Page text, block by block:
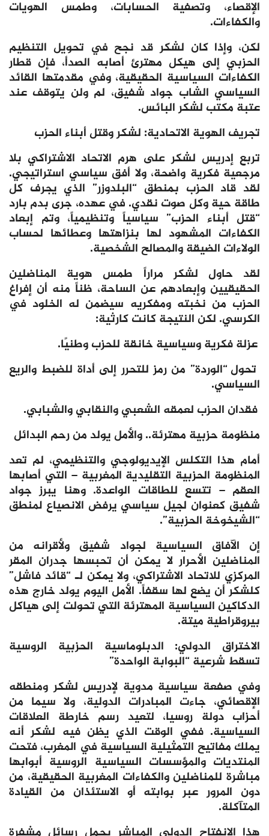
الإقصاء، وتصفية الحسابات، وطمس الهويات
والكفاءات.
لكن، وإذا كان لشكر قد نجح في تحويل التنظيم
الحزبي إلى هيكل مهترئ أصابه الصدأ، فإن قطار
الكفاءات السياسية الحقيقية، وفي مقدمتها القائد
السياسي الشاب جواد شفيق، لم ولن يتوقف عند
عتبة مكتب لشكر البائس.
تجريف الهوية الاتحادية: لشكر وقتل أبناء الحزب
تربع إدريس لشكر على هرم الاتحاد الاشتراكي بلا
مرجعية فكرية واضحة، ولا أفق سياسي استراتيجي.
لقد قاد الحزب بمنطق “البلدوزر” الذي يجرف كل
طاقة حية وكل صوت نقدي. في عهده، جرى بدم بارد
“قتل أبناء الحزب” سياسياً وتنظيمياً، وتم إبعاد
الكفاءات المشهود لها بنزاهتها وعطائها لحساب
الولاءات الضيقة والمصالح الشخصية.
لقد حاول لشكر مراراً طمس هوية المناضلين
الحقيقيين وإبعادهم عن الساحة، ظناً منه أن إفراغ
الحزب من نخبته ومفكريه سيضمن له الخلود في
الكرسي. لكن النتيجة كانت كارثية:
عزلة فكرية وسياسية خانقة للحزب وطنيًا.
تحول “الوردة” من رمز للتحرر إلى أداة للضبط والريع
السياسي.
فقدان الحزب لعمقه الشعبي والنقابي والشبابي.
منظومة حزبية مهترئة.. والأمل يولد من رحم البدائل
أمام هذا التكلس الإيديولوجي والتنظيمي، لم تعد
المنظومة الحزبية التقليدية المغربية – التي أصابها
العقم – تتسع للطاقات الواعدة. وهنا يبرز جواد
شفيق كعنوان لجيل سياسي يرفض الانصياع لمنطق
“الشيخوخة الحزبية”.
إن الآفاق السياسية لجواد شفيق ولأقرانه من
المناضلين الأحرار لا يمكن أن تحبسها جدران المقر
المركزي للاتحاد الاشتراكي، ولا يمكن لـ “قائد فاشل”
كلشكر أن يضع لها سقفاً. الأمل اليوم يولد خارج هذه
الدكاكين السياسية المهترئة التي تحولت إلى هياكل
بيروقراطية ميتة.
الاختراق الدولي: الدبلوماسية الحزبية الروسية
تسقط شرعية “البوابة الواحدة”
وفي صفعة سياسية مدوية لإدريس لشكر ومنطقه
الإقصائي، جاءت المبادرات الدولية، ولا سيما من
أحزاب دولة روسيا، لتعيد رسم خارطة العلاقات
السياسية. ففي الوقت الذي يظن فيه لشكر أنه
يملك مفاتيح التمثيلية السياسية في المغرب، فتحت
المنتديات والمؤسسات السياسية الروسية أبوابها
مباشرة للمناضلين والكفاءات المغربية الحقيقية، من
دون المرور عبر بوابته أو الاستئذان من القيادة
المتآكلة.